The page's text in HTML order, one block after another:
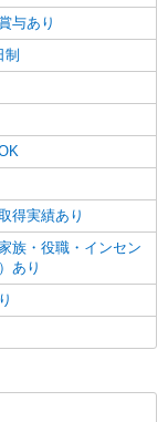
与あり
制
得実績あり
族・役職・インセン
あり